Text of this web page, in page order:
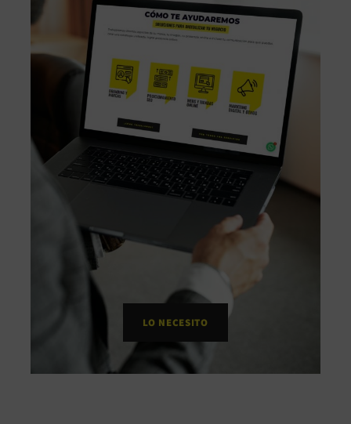
LO NECESITO